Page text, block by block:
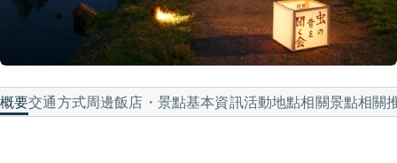
概要交通方式周邊飯店・景點基本資訊活動地點相關景點相關